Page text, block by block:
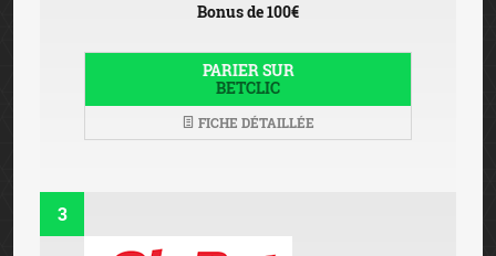
Bonus de 100€
PARIER SUR
BETCLIC
FICHE DÉTAILLÉE
3